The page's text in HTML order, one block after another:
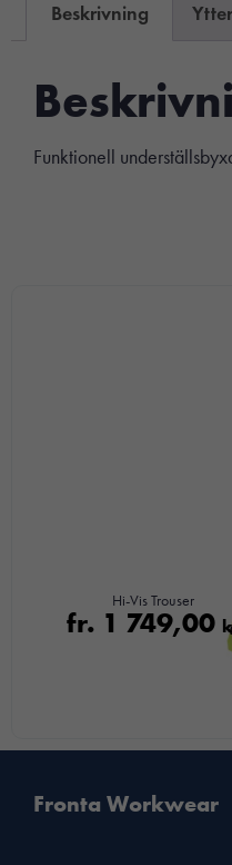
Beskrivning
Funktionell
Hi-Vis Trouser
fr. 1 749,00
Fronta Workwear